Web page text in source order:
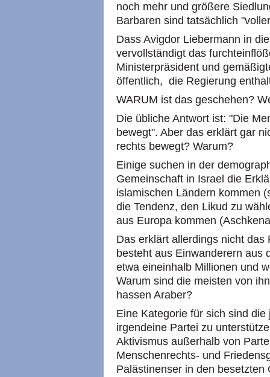
noch mehr und größere
Barbaren sind tatsächlich
Dass Avigdor Liebermann in
vervollständigt das
Ministerpräsident und
öffentlich, die Regierung
WARUM ist das geschehen?
Die übliche Antwort ist: "Die
bewegt". Aber das erklärt gar
rechts bewegt? Warum?
Einige suchen in der
Gemeinschaft in Israel die
islamischen Ländern kommen
die Tendenz, den Likud zu
aus Europa kommen
Das erklärt allerdings nicht
besteht aus Einwanderern aus
etwa eineinhalb Millionen und
Warum sind die meisten von
hassen Araber?
Eine Kategorie für sich sind
irgendeine Partei zu
Aktivismus außerhalb von
Menschenrechts- und
Palästinenser in den